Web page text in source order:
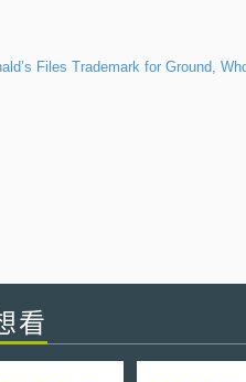
Files Trademark for Ground,
看